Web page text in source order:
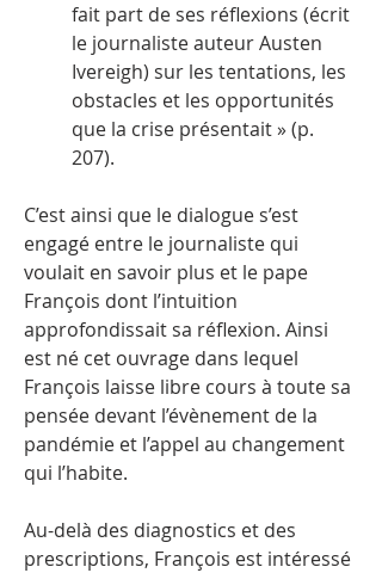
fait part de ses réflexions (écrit
le journaliste auteur Austen
Ivereigh) sur les tentations, les
obstacles et les opportunités
que la crise présentait » (p.
207).
C’est ainsi que le dialogue s’est
engagé entre le journaliste qui
voulait en savoir plus et le pape
François dont l’intuition
approfondissait sa réflexion. Ainsi
est né cet ouvrage dans lequel
François laisse libre cours à toute sa
pensée devant l’évènement de la
pandémie et l’appel au changement
qui l’habite.
Au-delà des diagnostics et des
prescriptions, François est intéressé